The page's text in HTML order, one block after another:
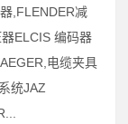
,FLENDER减
ELCIS 编码器
电缆夹具
统JAZ